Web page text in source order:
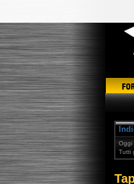
Oggi
Tutti